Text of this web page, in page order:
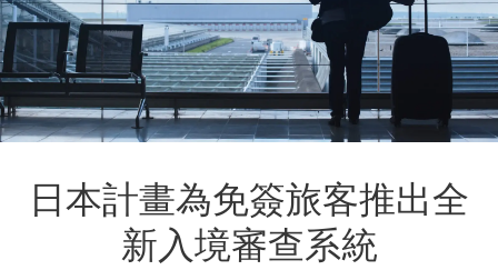
日本計畫為免簽旅客推出全
新入境審查系統